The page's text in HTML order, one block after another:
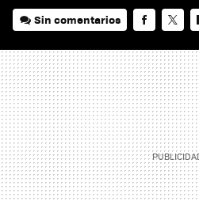
Sin comentarios